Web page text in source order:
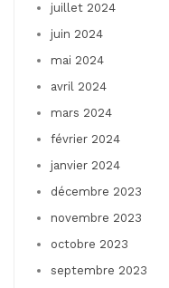
juillet 2024
juin 2024
mai 2024
avril 2024
mars 2024
février 2024
janvier 2024
décembre 2023
novembre 2023
octobre 2023
septembre 2023